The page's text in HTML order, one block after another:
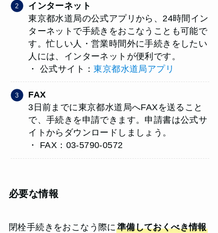
インターネット
東京都水道局の公式アプリから、24時間イン
ターネットで手続きをおこなうことも可能で
す。忙しい人・営業時間外に手続きをしたい
人には、インターネットが便利です。
・ 公式サイト：東京都水道局アプリ
FAX
3日前までに東京都水道局へFAXを送ること
で、手続きを申請できます。申請書は公式サ
イトからダウンロードしましょう。
・ FAX：03-5790-0572
必要な情報
閉栓手続きをおこなう際に準備しておくべき情報